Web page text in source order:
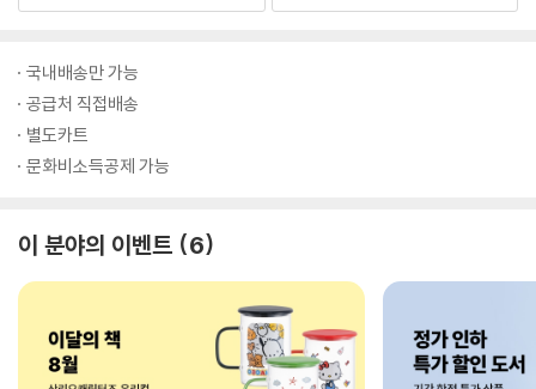
국내배송만 가능
공급처 직접배송
별도카트
문화비소득공제 가능
이 분야의 이벤트 6